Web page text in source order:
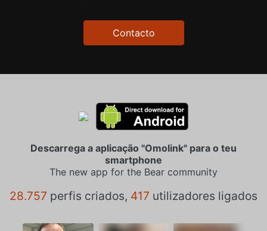
Contacto
Descarrega a aplicação "Omolink" para o teu
smartphone
The new app for the Bear community
28.757 perfis criados, 417 utilizadores ligados